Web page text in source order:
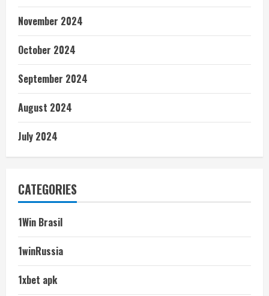
November 2024
October 2024
September 2024
August 2024
July 2024
CATEGORIES
1Win Brasil
1winRussia
1xbet apk